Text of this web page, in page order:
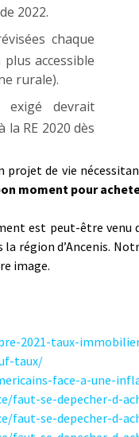
2022.
chaque
accessible
rurale).
exigé devrait
RE 2020 dès
projet de vie
moment pour
est peut-être venu
région d’Ancenis.
image.
2021-taux-
taux/
face-a-une-
se-depecher-d-
se-depecher-d-